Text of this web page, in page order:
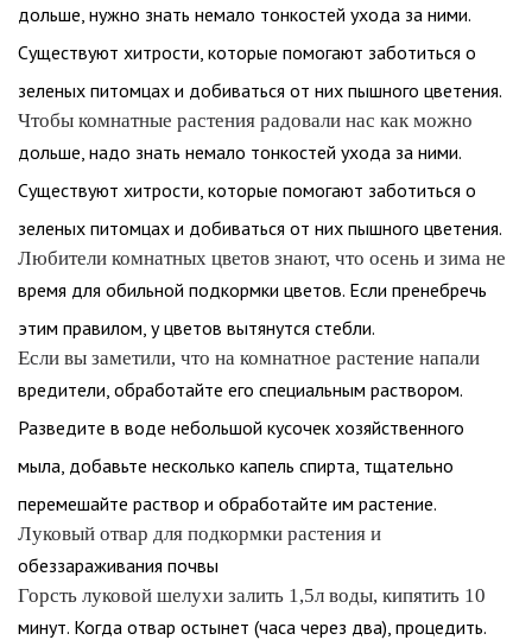
дольше, нужно знать немало тонкостей ухода за ними.
Существуют хитрости, которые помогают заботиться о
зеленых питомцах и добиваться от них пышного цветения.
Чтобы комнатные растения радовали нас как можно
дольше, надо знать немало тонкостей ухода за ними.
Существуют хитрости, которые помогают заботиться о
зеленых питомцах и добиваться от них пышного цветения.
Любители комнатных цветов знают, что осень и зима не
время для обильной подкормки цветов. Если пренебречь
этим правилом, у цветов вытянутся стебли.
Если вы заметили, что на комнатное растение напали
вредители, обработайте его специальным раствором.
Разведите в воде небольшой кусочек хозяйственного
мыла, добавьте несколько капель спирта, тщательно
перемешайте раствор и обработайте им растение.
Луковый отвар для подкормки растения и
обеззараживания почвы
Горсть луковой шелухи залить 1,5л воды, кипятить 10
минут. Когда отвар остынет (часа через два), процедить.